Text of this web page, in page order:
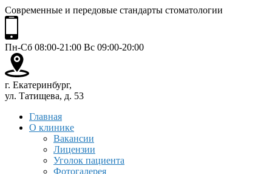
Современные и передовые стандарты стоматологии
Пн-Сб 08:00-21:00 Вс 09:00-20:00
г. Екатеринбург,
ул. Татищева, д. 53
Главная
О клинике
Вакансии
Лицензии
Уголок пациента
Фотогалерея